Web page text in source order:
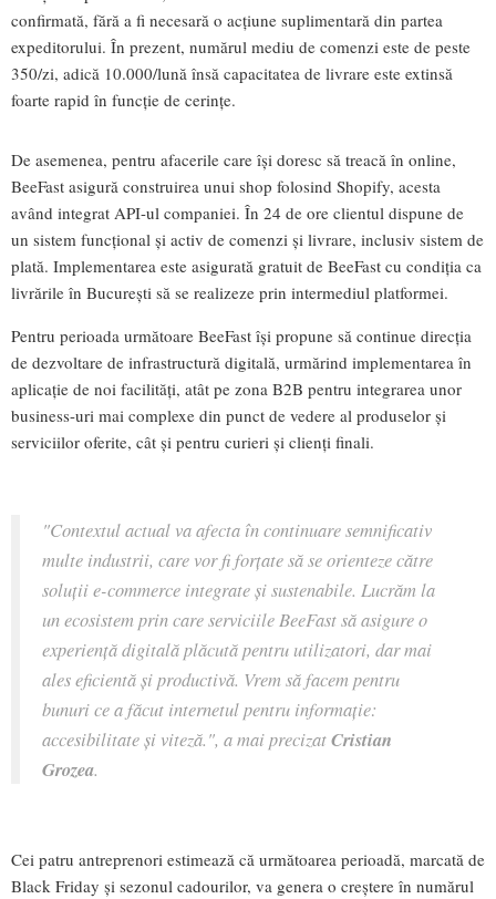
confirmată, fără a fi necesară o acțiune suplimentară din partea
expeditorului. În prezent, numărul mediu de comenzi este de peste
350/zi, adică 10.000/lună însă capacitatea de livrare este extinsă
foarte rapid în funcție de cerințe.
De asemenea, pentru afacerile care își doresc să treacă în online,
BeeFast asigură construirea unui shop folosind Shopify, acesta
având integrat API-ul companiei. În 24 de ore clientul dispune de
un sistem funcțional și activ de comenzi și livrare, inclusiv sistem de
plată. Implementarea este asigurată gratuit de BeeFast cu condiția ca
livrările în București să se realizeze prin intermediul platformei.
Pentru perioada următoare BeeFast își propune să continue direcția
de dezvoltare de infrastructură digitală, urmărind implementarea în
aplicație de noi facilități, atât pe zona B2B pentru integrarea unor
business-uri mai complexe din punct de vedere al produselor și
serviciilor oferite, cât și pentru curieri și clienți finali.
"Contextul actual va afecta în continuare semnificativ
multe industrii, care vor fi forțate să se orienteze către
soluții e-commerce integrate și sustenabile. Lucrăm la
un ecosistem prin care serviciile BeeFast să asigure o
experiență digitală plăcută pentru utilizatori, dar mai
ales eficientă și productivă. Vrem să facem pentru
bunuri ce a făcut internetul pentru informație:
accesibilitate și viteză.", a mai precizatCristian
Grozea.
Cei patru antreprenori estimează că următoarea perioadă, marcată de
Black Friday și sezonul cadourilor, va genera o creștere în numărul